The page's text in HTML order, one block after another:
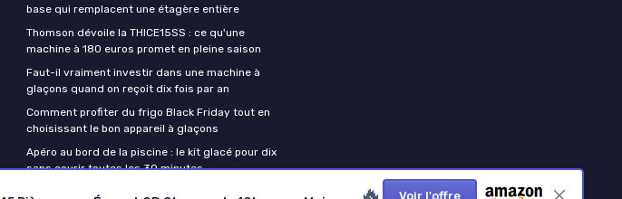
Voir l'offre
base qui remplacent une étagère entière
Thomson dévoile la THICE15SS : ce qu'une
machine à 180 euros promet en pleine saison
Faut-il vraiment investir dans une machine à
glaçons quand on reçoit dix fois par an
Comment profiter du frigo Black Friday tout en
choisissant le bon appareil à glaçons
Apéro au bord de la piscine : le kit glacé pour dix
sans courir toutes les 30 minutes